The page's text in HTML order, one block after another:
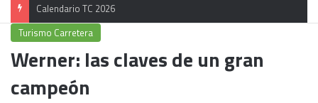
Calendario TC 2026
Turismo Carretera
Werner: las claves de un gran
campeón